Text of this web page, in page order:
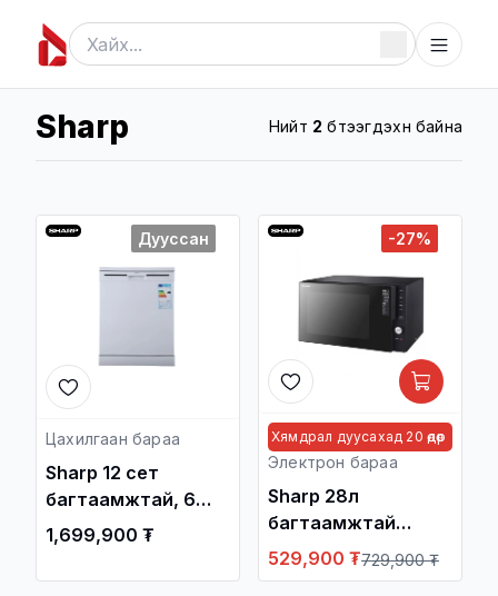
Sharp Нийт 2 бүтээгдэхүүн байна
Дууссан
Цахилгаан бараа
Sharp 12 сет
багтаамжтай, 6
төрлийн горимтой,
суурилдаггүй аяга
1,699,900 ₮
-27%
Хямдрал дуусахад 20 өдөр
Электрон бараа
Sharp 28л
багтаамжтай
богино долгионы
зуух гриллтэй R-
529,900 ₮729,900 ₮